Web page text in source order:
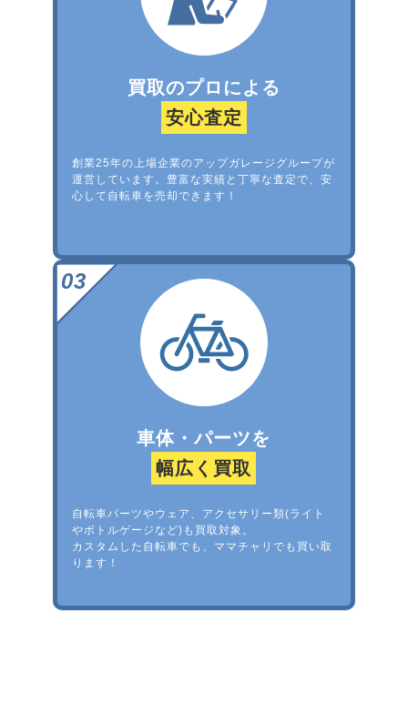
買取のプロによる
安心査定
創業25年の上場企業のアップガレージグループが
運営しています。豊富な実績と丁寧な査定で、安
心して自転車を売却できます！
車体・パーツを
幅広く買取
自転車パーツやウェア、アクセサリー類(ライト
やボトルゲージなど)も買取対象。
カスタムした自転車でも、ママチャリでも買い取
ります！